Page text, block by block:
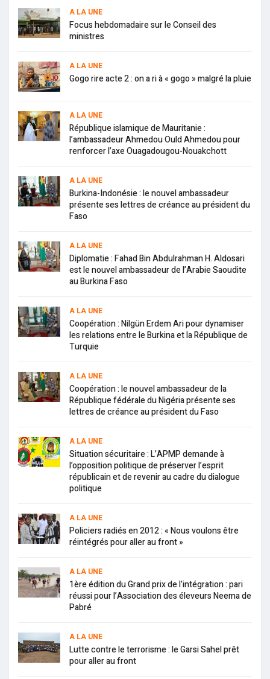
A LA UNE
Focus hebdomadaire sur le Conseil des
ministres
A LA UNE
Gogo rire acte 2 : on a ri à « gogo » malgré la pluie
A LA UNE
République islamique de Mauritanie :
l’ambassadeur Ahmedou Ould Ahmedou pour
renforcer l’axe Ouagadougou-Nouakchott
A LA UNE
Burkina-Indonésie : le nouvel ambassadeur
présente ses lettres de créance au président du
Faso
A LA UNE
Diplomatie : Fahad Bin Abdulrahman H. Aldosari
est le nouvel ambassadeur de l’Arabie Saoudite
au Burkina Faso
A LA UNE
Coopération : Nilgün Erdem Ari pour dynamiser
les relations entre le Burkina et la République de
Turquie
A LA UNE
Coopération : le nouvel ambassadeur de la
République fédérale du Nigéria présente ses
lettres de créance au président du Faso
A LA UNE
Situation sécuritaire : L’APMP demande à
l’opposition politique de préserver l’esprit
républicain et de revenir au cadre du dialogue
politique
A LA UNE
Policiers radiés en 2012 : « Nous voulons être
réintégrés pour aller au front »
A LA UNE
1ère édition du Grand prix de l’intégration : pari
réussi pour l’Association des éleveurs Neema de
Pabré
A LA UNE
Lutte contre le terrorisme : le Garsi Sahel prêt
pour aller au front